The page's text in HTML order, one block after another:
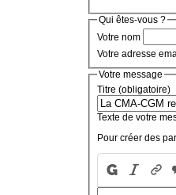
Qui êtes-vous ?
Votre nom
Votre adresse
Votre message
Titre (obligatoire)
Texte de votre
Pour créer des